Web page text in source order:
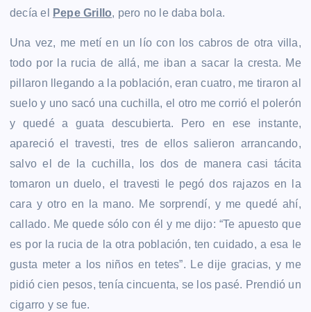
decía el
Pepe Grillo, pero no le daba bola.
Una vez, me metí en un lío con los cabros de otra villa,
todo por la rucia de allá, me iban a sacar la cresta. Me
pillaron llegando a la población, eran cuatro, me tiraron al
suelo y uno sacó una cuchilla, el otro me corrió el polerón
y quedé a guata descubierta. Pero en ese instante,
apareció el travesti, tres de ellos salieron arrancando,
salvo el de la cuchilla, los dos de manera casi tácita
tomaron un duelo, el travesti le pegó dos rajazos en la
cara y otro en la mano. Me sorprendí, y me quedé ahí,
callado. Me quede sólo con él y me dijo: “Te apuesto que
es por la rucia de la otra población, ten cuidado, a esa le
gusta meter a los niños en tetes”. Le dije gracias, y me
pidió cien pesos, tenía cincuenta, se los pasé. Prendió un
cigarro y se fue.